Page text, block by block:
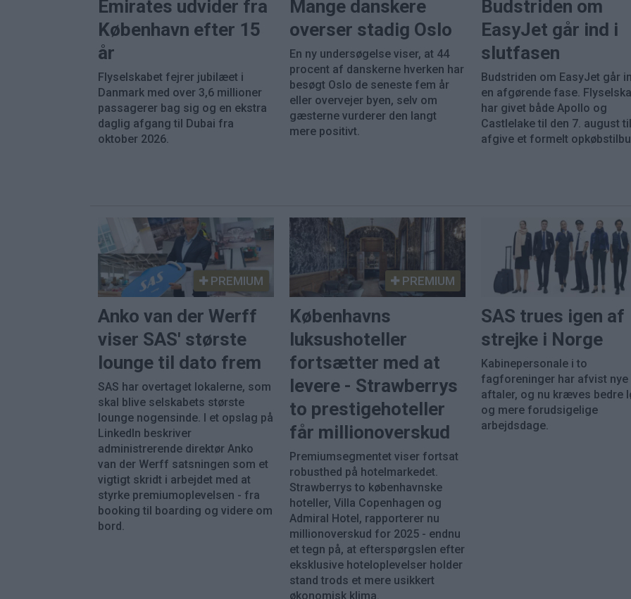
Emirates udvider fra
København efter 15
år
Flyselskabet fejrer jubilæet i
Danmark med over 3,6 millioner
passagerer bag sig og en ekstra
daglig afgang til Dubai fra
oktober 2026.
Mange danskere
overser stadig Oslo
En ny undersøgelse viser, at 44
procent af danskerne hverken har
besøgt Oslo de seneste fem år
eller overvejer byen, selv om
gæsterne vurderer den langt
mere positivt.
Budstriden om
EasyJet går ind i
slutfasen
Budstriden om EasyJet går
en afgørende fase.
har givet både Apollo og
Castlelake til den 7. august
afgive et formelt
PREMIUM
Anko van der Werff
viser SAS' største
lounge til dato frem
SAS har overtaget lokalerne, som
skal blive selskabets største
lounge nogensinde. I et opslag på
LinkedIn beskriver
administrerende direktør Anko
van der Werff satsningen som et
vigtigt skridt i arbejdet med at
styrke premiumoplevelsen - fra
booking til boarding og videre om
bord.
PREMIUM
Københavns
luksushoteller
fortsætter med at
levere - Strawberrys
to prestigehoteller
får millionoverskud
Premiumsegmentet viser fortsat
robusthed på hotelmarkedet.
Strawberrys to københavnske
hoteller, Villa Copenhagen og
Admiral Hotel, rapporterer nu
millionoverskud for 2025 - endnu
et tegn på, at efterspørgslen efter
eksklusive hoteloplevelser holder
stand trods et mere usikkert
økonomisk klima.
SAS trues igen af
strejke i Norge
Kabinepersonale i to
fagforeninger har afvist nye
aftaler, og nu kræves bedre
og mere forudsigelige
arbejdsdage.